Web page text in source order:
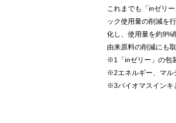
これまでも「inゼリ
ック使用量の削減を
化し、使用量を約9%
由来原料の削減にも
※1「inゼリー」の包
※2エネルギー、マル
※3バイオマスインキ